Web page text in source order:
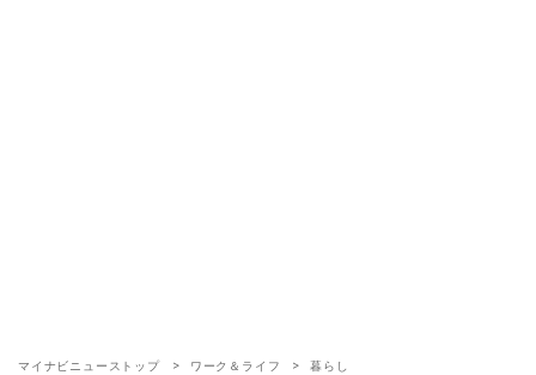
マイナビニューストップ ワーク＆ライフ
暮らし